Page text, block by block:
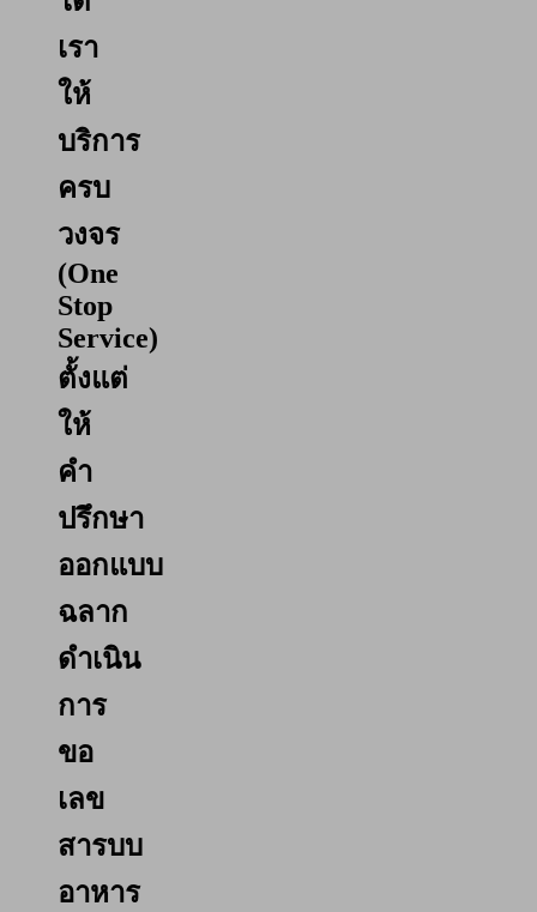
เรา
ให้
บริการ
ครบ
วงจร
(One
Stop
Service)
ตั้งแต่
ให้
คำ
ปรึกษา
ออกแบบ
ฉลาก
ดำเนิน
การ
ขอ
เลข
สารบบ
อาหาร